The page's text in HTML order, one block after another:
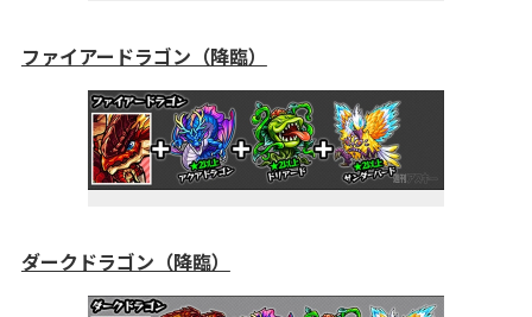
ファイアードラゴン（降臨）
ダークドラゴン（降臨）